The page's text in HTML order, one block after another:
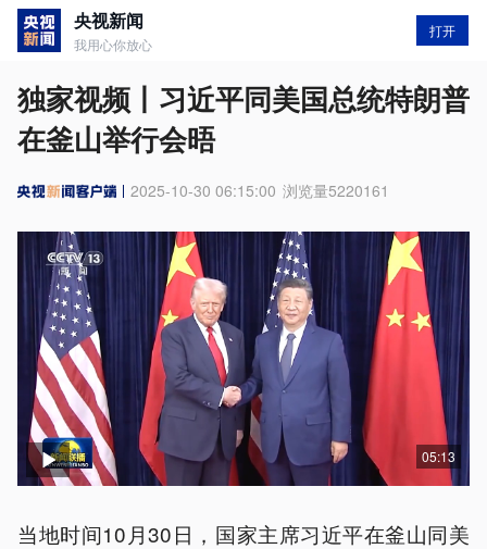
央视新闻
我用心你放心
打开
独家视频丨习近平同美国总统特朗普
在釜山举行会晤
2025-10-30 06:15:00 浏览量5220161
05:13
当地时间10月30日，国家主席习近平在釜山同美